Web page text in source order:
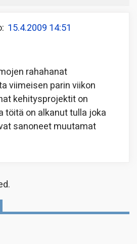
15.4.2009 14:51
rahahanat
viimeisen parin viikon
kehitysprojektit on
töitä on alkanut tulla joka
sanoneet muutamat